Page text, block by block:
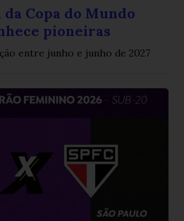
Copa do Mundo
pioneiras
entre junho e junho de 2027